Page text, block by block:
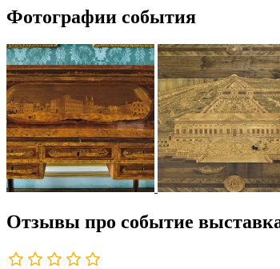
Фотографии события
Отзывы про событие